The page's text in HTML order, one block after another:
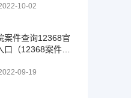
10-02
案件查询12368官
口（12368案件查
09-19